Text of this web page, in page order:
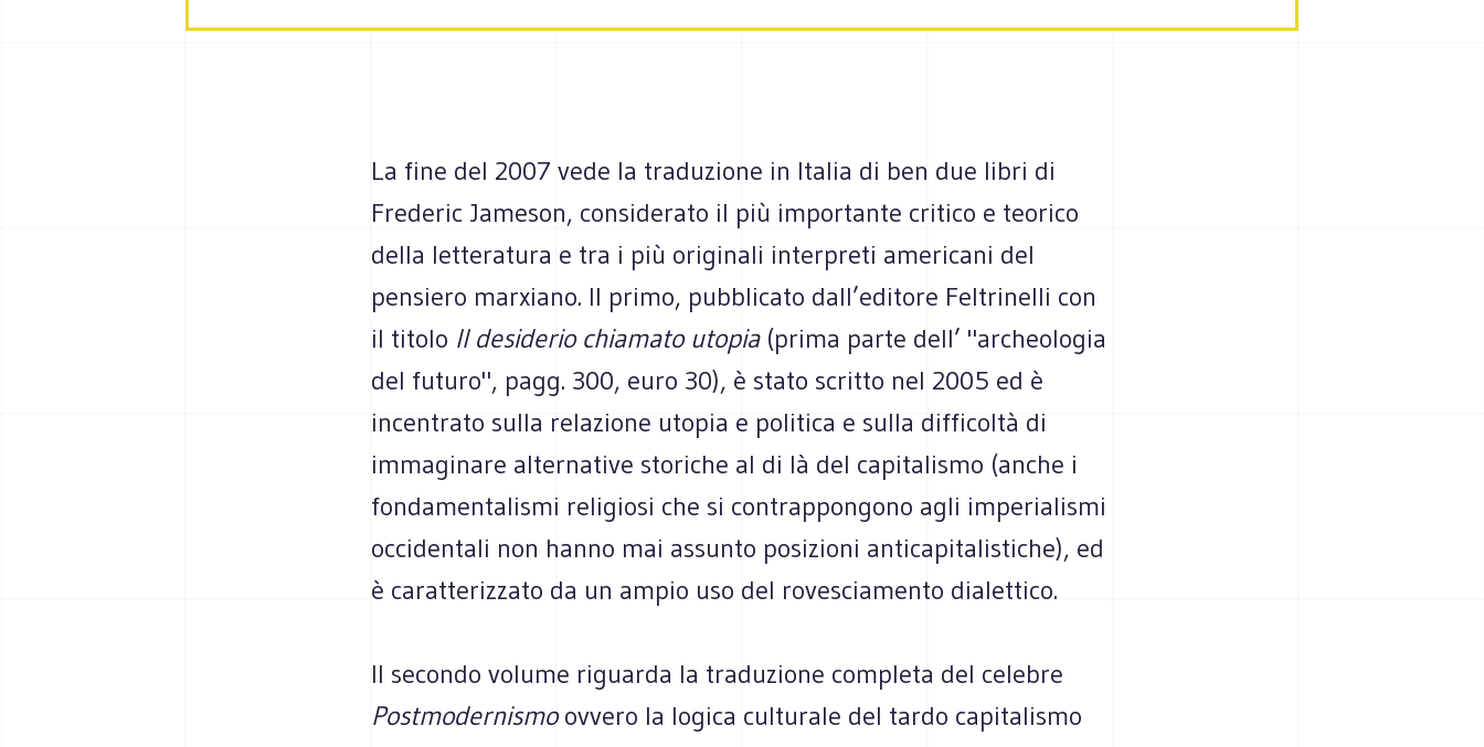
La fine del 2007 vede la traduzione in Italia di ben due libri di
Frederic Jameson, considerato il più importante critico e teorico
della letteratura e tra i più originali interpreti americani del
pensiero marxiano. Il primo, pubblicato dall’editore Feltrinelli con
il titolo Il desiderio chiamato utopia (prima parte dell’ "archeologia
del futuro", pagg. 300, euro 30), è stato scritto nel 2005 ed è
incentrato sulla relazione utopia e politica e sulla difficoltà di
immaginare alternative storiche al di là del capitalismo (anche i
fondamentalismi religiosi che si contrappongono agli imperialismi
occidentali non hanno mai assunto posizioni anticapitalistiche), ed
è caratterizzato da un ampio uso del rovesciamento dialettico.
Il secondo volume riguarda la traduzione completa del celebre
Postmodernismoovvero la logica culturale del tardo capitalismo